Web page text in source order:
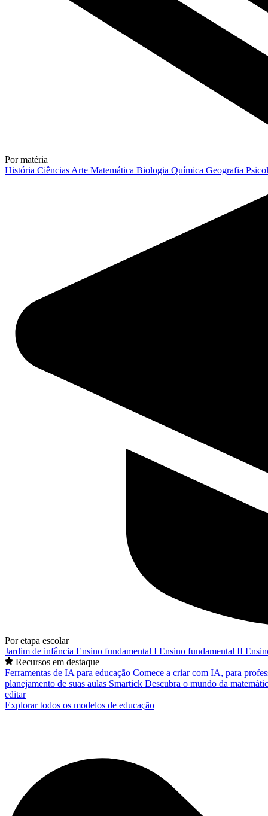
Por matéria
História Ciências Arte Matemática Biologia Química Geografia
Por etapa escolar
Jardim de infância Ensino fundamental I Ensino fundamental II
Recursos em destaque
Ferramentas de IA para educação Comece a criar com IA, para
planejamento de suas aulas Smartick Descubra o mundo da
editar
Explorar todos os modelos de educação